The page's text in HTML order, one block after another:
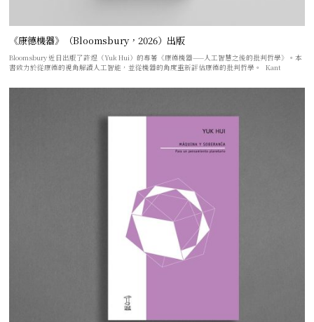
《康德機器》（Bloomsbury，2026）出版
Bloomsbury 近日出版了許煜（Yuk Hui）的專著《康德機器——人工智慧之後的批判哲學》。本
書致力於從康德的視角解讀人工智能，並從機器的角度重新評估康德的批判哲學。 Kant